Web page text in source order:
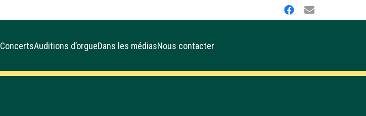
ConcertsAuditions d’orgueDans les médiasNous contacter